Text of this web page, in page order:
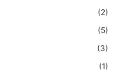
(2)
(5)
(3)
(1)